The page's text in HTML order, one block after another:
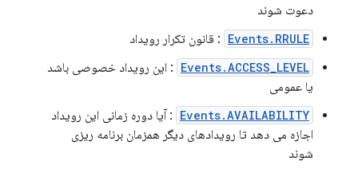
دعوت شوند
Events.RRULE : قانون تکرار رویداد
Events.ACCESS_LEVEL : این رویداد خصوصی باشد
یا عمومی
Events.AVAILABILITY : آیا دوره زمانی این رویداد
اجازه می دهد تا رویدادهای دیگر همزمان برنامه ریزی
شوند